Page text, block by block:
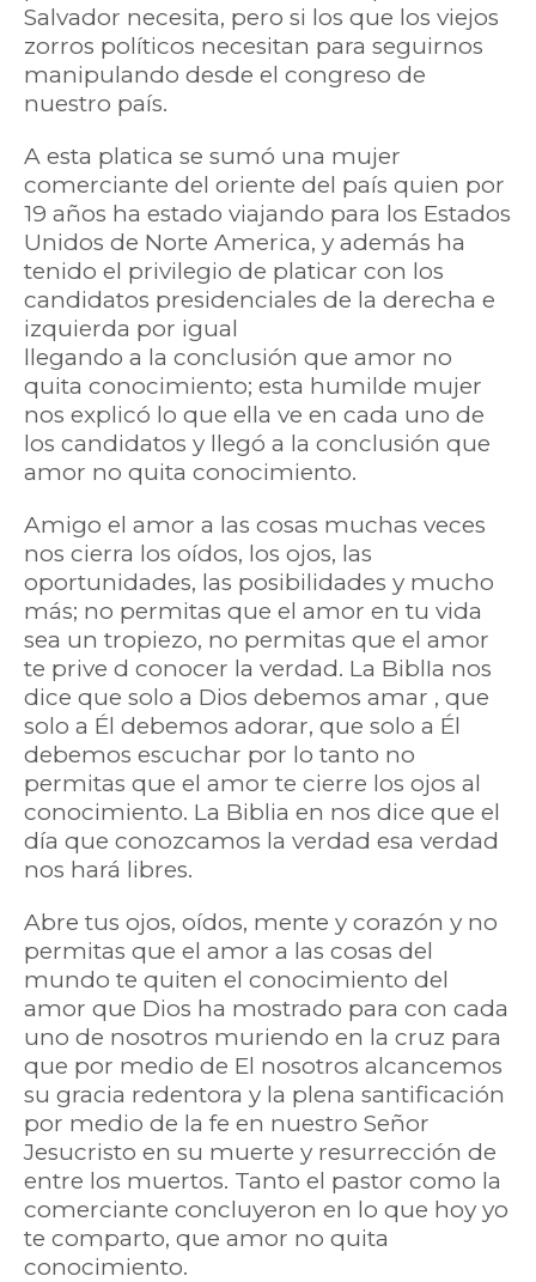
Salvador necesita, pero si los que los viejos
zorros políticos necesitan para seguirnos
manipulando desde el congreso de
nuestro país.
A esta platica se sumó una mujer
comerciante del oriente del país quien por
19 años ha estado viajando para los Estados
Unidos de Norte America, y además ha
tenido el privilegio de platicar con los
candidatos presidenciales de la derecha e
izquierda por igual
llegando a la conclusión que amor no
quita conocimiento; esta humilde mujer
nos explicó lo que ella ve en cada uno de
los candidatos y llegó a la conclusión que
amor no quita conocimiento.
Amigo el amor a las cosas muchas veces
nos cierra los oídos, los ojos, las
oportunidades, las posibilidades y mucho
más; no permitas que el amor en tu vida
sea un tropiezo, no permitas que el amor
te prive d conocer la verdad. La BiblIa nos
dice que solo a Dios debemos amar , que
solo a Él debemos adorar, que solo a Él
debemos escuchar por lo tanto no
permitas que el amor te cierre los ojos al
conocimiento. La Biblia en nos dice que el
día que conozcamos la verdad esa verdad
nos hará libres.
Abre tus ojos, oídos, mente y corazón y no
permitas que el amor a las cosas del
mundo te quiten el conocimiento del
amor que Dios ha mostrado para con cada
uno de nosotros muriendo en la cruz para
que por medio de El nosotros alcancemos
su gracia redentora y la plena santificación
por medio de la fe en nuestro Señor
Jesucristo en su muerte y resurrección de
entre los muertos. Tanto el pastor como la
comerciante concluyeron en lo que hoy yo
te comparto, que amor no quita
conocimiento.